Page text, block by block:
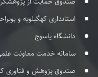
استانداری کهگیلویه و
دانشگاه یاسوج
سامانه خدمت معاونت
صندوق پژوهش و فناوری